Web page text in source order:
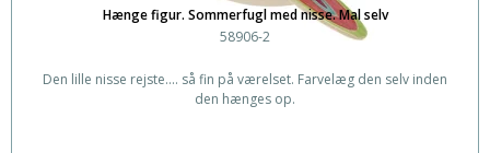
Hænge figur. Sommerfugl med nisse. Mal selv
58906-2
Den lille nisse rejste.... så fin på værelset. Farvelæg den selv inden
den hænges op.